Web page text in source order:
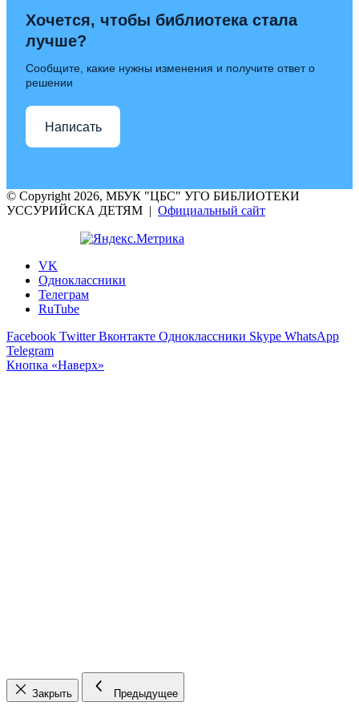
Хочется, чтобы библиотека стала
лучше?
Сообщите, какие нужны изменения и получите ответ о
решении
Написать
© Copyright 2026, МБУК "ЦБС" УГО БИБЛИОТЕКИ
УССУРИЙСКА ДЕТЯМ | Официальный сайт
VK
Одноклассники
Телеграм
RuTube
Facebook Twitter Вконтакте Одноклассники Skype WhatsApp
Telegram
Кнопка «Наверх»
Закрыть Предыдущее